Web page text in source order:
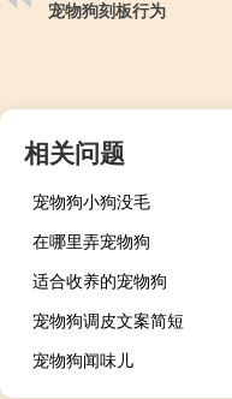
宠物狗刻板行为
相关问题
宠物狗小狗没毛
在哪里弄宠物狗
适合收养的宠物狗
宠物狗调皮文案简短
宠物狗闻味儿